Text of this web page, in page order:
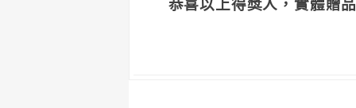
恭喜以上得獎人，實體贈